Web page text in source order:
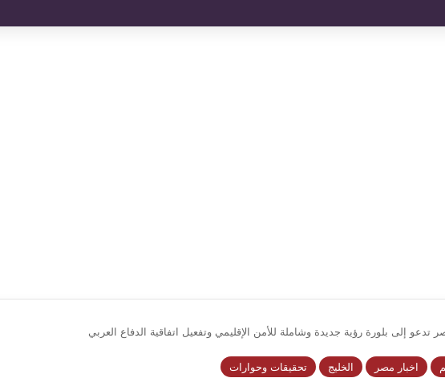
تدعو إلى بلورة رؤية جديدة وشاملة للأمن الإقليمي وتفعيل اتفاقية الدفاع العربي
اخبار مصر الخليج تحقيقات وحوارات